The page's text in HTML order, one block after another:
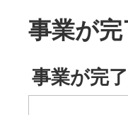
事業が
事業が完